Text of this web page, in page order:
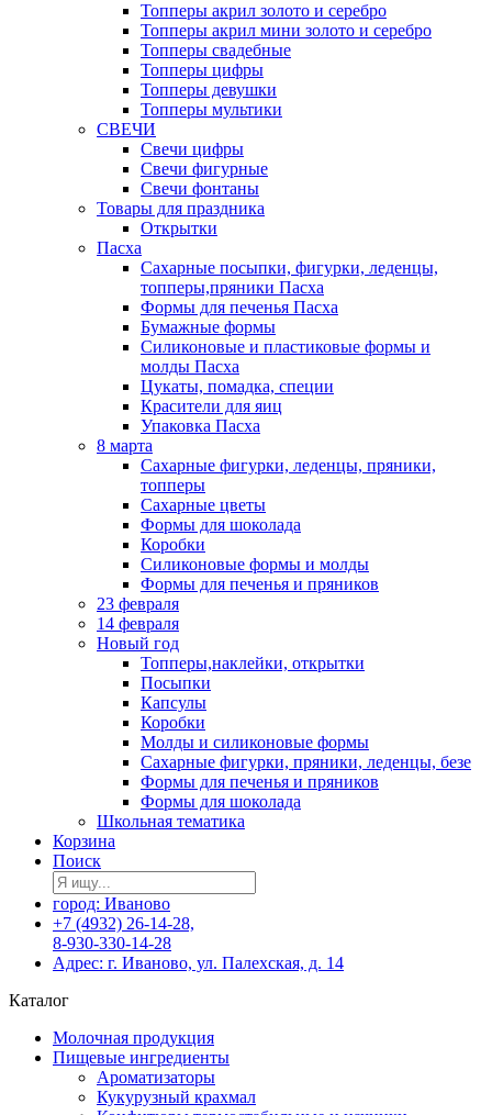
Топперы акрил золото и серебро
Топперы акрил мини золото и серебро
Топперы свадебные
Топперы цифры
Топперы девушки
Топперы мультики
СВЕЧИ
Свечи цифры
Свечи фигурные
Свечи фонтаны
Товары для праздника
Открытки
Пасха
Сахарные посыпки, фигурки, леденцы,
топперы,пряники Пасха
Формы для печенья Пасха
Бумажные формы
Силиконовые и пластиковые формы и
молды Пасха
Цукаты, помадка, специи
Красители для яиц
Упаковка Пасха
8 марта
Сахарные фигурки, леденцы, пряники,
топперы
Сахарные цветы
Формы для шоколада
Коробки
Силиконовые формы и молды
Формы для печенья и пряников
23 февраля
14 февраля
Новый год
Топперы,наклейки, открытки
Посыпки
Капсулы
Коробки
Молды и силиконовые формы
Сахарные фигурки, пряники, леденцы, безе
Формы для печенья и пряников
Формы для шоколада
Школьная тематика
Корзина
Поиск
город: Иваново
+7 (4932) 26-14-28,
8-930-330-14-28
Адрес: г. Иваново, ул. Палехская, д. 14
Каталог
Молочная продукция
Пищевые ингредиенты
Ароматизаторы
Кукурузный крахмал